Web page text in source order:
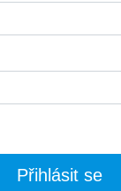
Přihlásit se